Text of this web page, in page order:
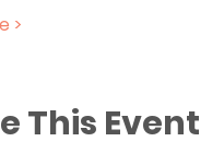
>
This Event